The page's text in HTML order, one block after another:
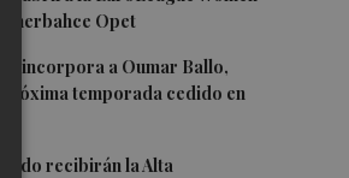
Opet
incorpora a Oumar Ballo,
próxima temporada cedido en
recibirán la Alta